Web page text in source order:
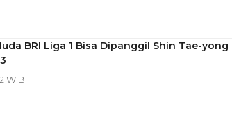
BRI Liga 1 Bisa Dipanggil Shin Tae-yong
WIB